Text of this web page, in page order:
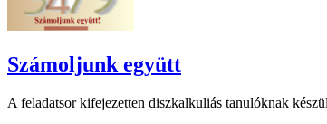
Számoljunk együtt
A feladatsor kifejezetten diszkalkuliás tanulóknak